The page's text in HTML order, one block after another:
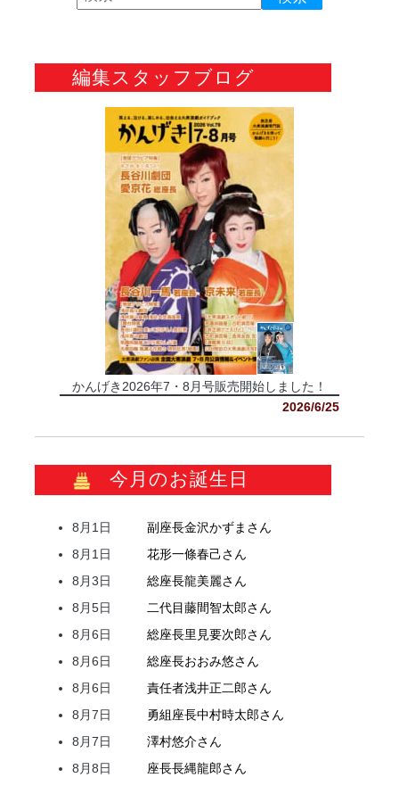
編集スタッフブログ
かんげき2026年7・8月号販売開始しました！
2026/6/25
今月のお誕生日
8月1日 副座長金沢かずま さん
8月1日
花形一條春己さん
8月3日
総座長龍美麗さん
8月5日
二代目藤間智太郎さん
8月6日
総座長里見要次郎さん
8月6日
総座長おおみ悠さん
8月6日
責任者浅井正二郎さん
8月7日
勇組座長中村時太郎さん
8月7日
澤村悠介さん
8月8日
座長長縄龍郎さん